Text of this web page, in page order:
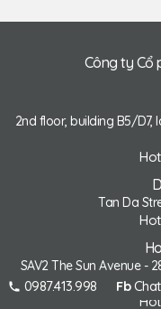
Công ty Cổ
2nd floor, building B5/D7,
Tan Da
SAV2 The Sun Avenue -
0987.413.998 Fb